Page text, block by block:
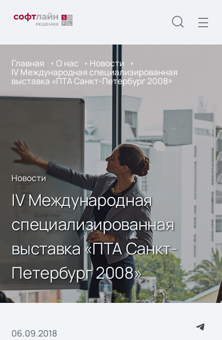
Главная О нас Новости
IV Международная специализированная
выставка «ПТА Санкт-Петербург 2008»
Новости
IV Международная
специализированная
выставка «ПТА Санкт-
Петербург 2008»
06.09.2018